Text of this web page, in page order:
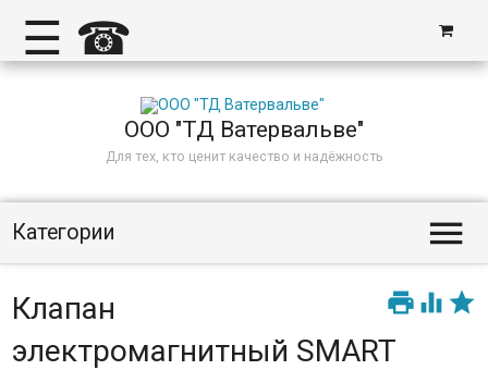
☰ ☎
ООО "ТД Ватервальве"
Для тех, кто ценит качество и надёжность
Категории 
  
Клапан
электромагнитный SMART